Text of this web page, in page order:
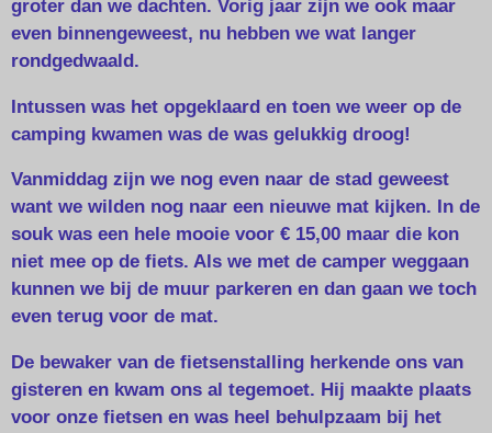
groter dan we dachten. Vorig jaar zijn we ook maar
even binnengeweest, nu hebben we wat langer
rondgedwaald.
Intussen was het opgeklaard en toen we weer op de
camping kwamen was de was gelukkig droog!
Vanmiddag zijn we nog even naar de stad geweest
want we wilden nog naar een nieuwe mat kijken. In de
souk was een hele mooie voor € 15,00 maar die kon
niet mee op de fiets. Als we met de camper weggaan
kunnen we bij de muur parkeren en dan gaan we toch
even terug voor de mat.
De bewaker van de fietsenstalling herkende ons van
gisteren en kwam ons al tegemoet. Hij maakte plaats
voor onze fietsen en was heel behulpzaam bij het